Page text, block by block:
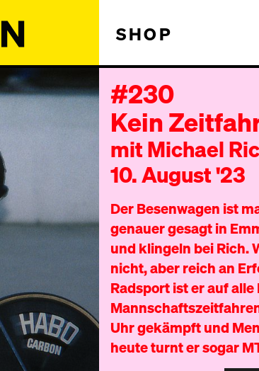
SHOP
#230
Kein
mit Michael
10. August '23
Der Besenwagen ist
genauer gesagt in
und klingeln bei Rich.
nicht, aber reich an
Radsport ist er auf
Uhr gekämpft und
heute turnt er sogar